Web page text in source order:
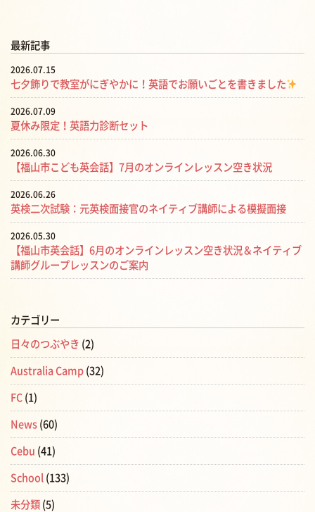
最新記事
2026.07.15
七夕飾りで教室がにぎやかに！英語でお願いごとを書きました
2026.07.09
夏休み限定！英語力診断セット
2026.06.30
【福山市こども英会話】7月のオンラインレッスン空き状況
2026.06.26
英検二次試験：元英検面接官のネイティブ講師による模擬面接
2026.05.30
【福山市英会話】6月のオンラインレッスン空き状況＆ネイティブ
講師グループレッスンのご案内
カテゴリー
日々のつぶやき (2)
Australia Camp (32)
FC (1)
News (60)
Cebu (41)
School (133)
未分類 (5)